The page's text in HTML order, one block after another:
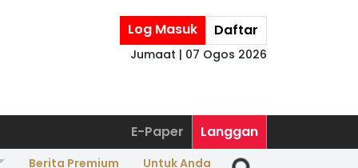
Log Masuk Daftar
Jumaat | 07 Ogos 2026
E-Paper Langgan
Berita Premium Untuk Anda